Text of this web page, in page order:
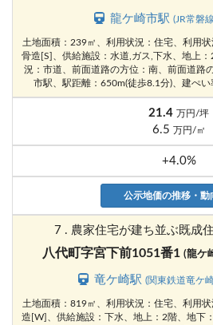
龍ケ崎市駅 (JR常磐
土地面積：239㎡、利用状況：住宅、利用
骨造[S]、供給施設：水道,ガス,下水、地上
況：市道、前面道路の方位：南、前面道路
市駅、駅距離：650m(徒歩8.1分)、建ぺ
21.4 万円/坪
6.5 万円/㎡
+4.0%
公示地価の推移・動
7 . 農家住宅が建ち並ぶ既成
八代町字宮下前1051番1 (龍ケ
竜ケ崎駅(関東鉄道竜ケ
土地面積：819㎡、利用状況：住宅、利用
造[W]、供給施設：下水、地上：2階、地下